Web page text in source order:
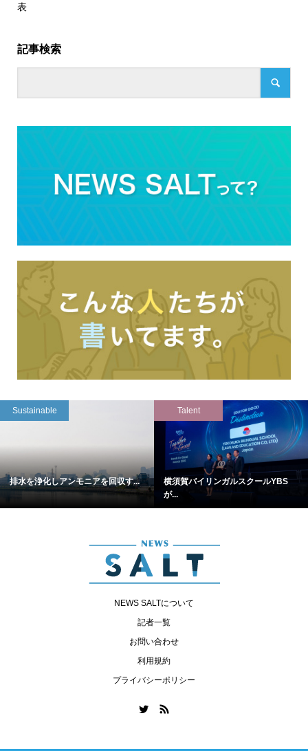
表
記事検索
Sustainable
排水を浄化しアンモニアを回収す...
Talent
横須賀バイリンガルスクールYBS
が...
NEWS SALTについて
記者一覧
お問い合わせ
利用規約
プライバシーポリシー